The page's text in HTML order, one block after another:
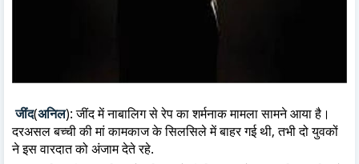
जींद(अनिल):जींद में नाबालिग से रेप का शर्मनाक मामला सामने आया है।
दरअसल बच्ची की मां कामकाज के सिलसिले में बाहर गई थी, तभी दो युवकों
ने इस वारदात को अंजाम देते रहे.